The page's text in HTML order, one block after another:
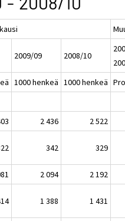
2009/09 2008/10
1000 henkeä 1000 henkeä
2 436
2 522
342 329
2 094
2 192
1 388 1 431